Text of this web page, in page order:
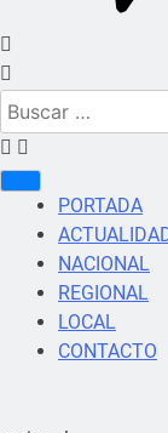
Buscar:
PORTADA
NACIONAL
REGIONAL
LOCAL
CONTACTO